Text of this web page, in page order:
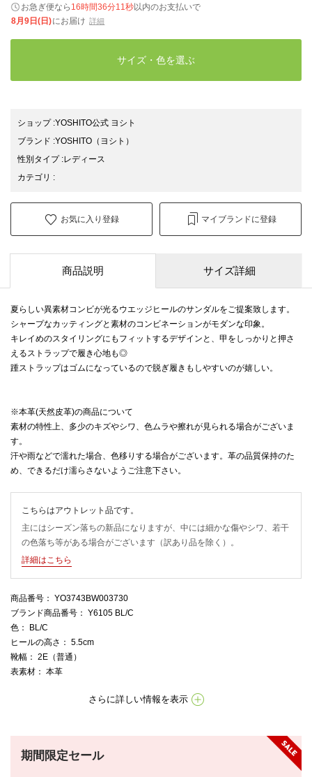
お急ぎ便なら 16時間36分10秒以内のお支払いで
8月9日(日)にお届け 詳細
サイズ・色を選ぶ
ショップ:YOSHITO公式 ヨシト
ブランド :YOSHITO （ヨシト）
性別タイプ:レディース
カテゴリ :
お気に入り登録 マイブランドに登録
商品説明 サイズ詳細
夏らしい異素材コンビが光るウエッジヒールのサンダルをご提案致します。
シャープなカッティングと素材のコンビネーションがモダンな印象。
キレイめのスタイリングにもフィットするデザインと、甲をしっかりと押さ
えるストラップで履き心地も◎
踵ストラップはゴムになっているので脱ぎ履きもしやすいのが嬉しい。
※本革(天然皮革)の商品について
素材の特性上、多少のキズやシワ、色ムラや擦れが見られる場合がございま
す。
汗や雨などで濡れた場合、色移りする場合がございます。革の品質保持のた
め、できるだけ濡らさないようご注意下さい。
こちらはアウトレット品です。
主にはシーズン落ちの新品になりますが、中には細かな傷やシワ、若干
の色落ち等がある場合がございます（訳あり品を除く）。
詳細はこちら
商品番号 ： YO3743BW003730
ブランド商品番号 ： Y6105 BL/C
色 ： BL/C
ヒールの高さ ： 5.5cm
靴幅 ： 2E（普通）
表素材 ： 本革
さらに詳しい情報を表示
期間限定セール